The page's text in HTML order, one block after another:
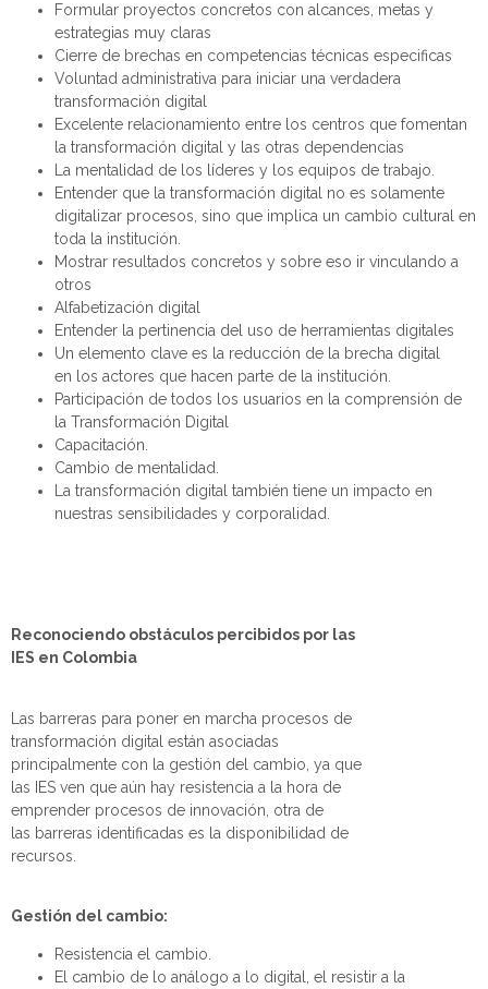
Formular proyectos concretos con alcances, metas y
estrategias muy claras
Cierre de brechas en competencias técnicas especificas
Voluntad administrativa para iniciar una verdadera
transformación digital
Excelente relacionamiento entre los centros que fomentan
la transformación digital y las otras dependencias
La mentalidad de los líderes y los equipos de trabajo.
Entender que la transformación digital no es solamente
digitalizar procesos, sino que implica un cambio cultural en
toda la institución
Mostrar resultados concretos y sobre eso ir vinculando a
otros
A lfabetización digital
Entender la pertinencia del uso de herramientas digitales
Un elemento clave es la reducción de la brecha digital
en los actores que hacen parte de la institución.
Participación de todos los usuarios en la comprensión de
la Transformación Digital
Capacitación
Cambio de mentalidad
La transformación digital también tiene un impacto en
nuestras sensibilidades y corporalidad.
Reconociendo obstáculos percibidos por las
IES en Colombia
Las barreras para poner en marcha procesos de
transformación digital están asociadas
principalmente con la gestión del cambio, ya que
las IES ven que aún hay resistencia a la hora de
emprender procesos de innovación, otra de
las barreras identificadas es la disponibilidad de
recursos.
Gestión del cambio:
Resistencia el cambio.
El cambio de lo análogo a lo digital, el resistir a la